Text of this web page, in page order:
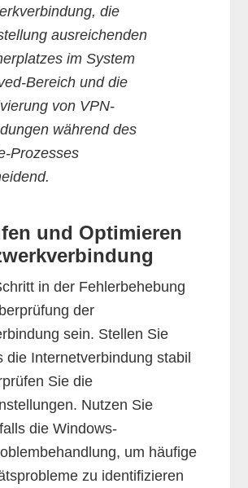
die
ausreichenden
im System
Bereich und die
von VPN-
während des
Prozesses
und Optimieren
in der Fehlerbehebung
der
sein. Stellen Sie
die Internetverbindung stabil
Sie die
Nutzen Sie
die Windows-
um häufige
zu identifizieren